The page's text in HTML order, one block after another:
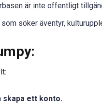
är inte offentligt
söker äventyr,
skapa ett konto.